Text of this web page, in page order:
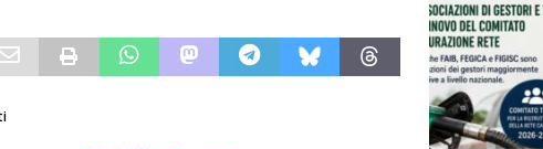
] IP rinnova l’accordo con i gestori: intesa triennale firmata con Faib, Fegica e Figisc
Carburanti, i sindacati al Mimit: “I gestori non decidono i prezzi. Basta scaricare su di